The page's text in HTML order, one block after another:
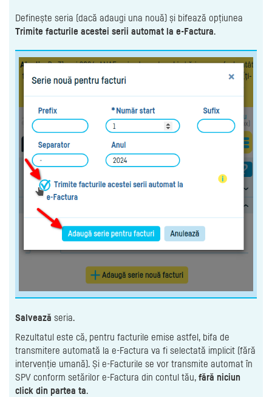
Definește seria (dacă adaugi una nouă) și bifează opțiunea
Trimite facturile acestei serii automat la e-Factura.
Salvează seria.
Rezultatul este că, pentru facturile emise astfel, bifa de
transmitere automată la e-Factura va fi selectată implicit (fără
intervenție umană). Și e-Facturile se vor transmite automat în
SPV conform setărilor e-Factura din contul tău, fără niciun
click din partea ta.